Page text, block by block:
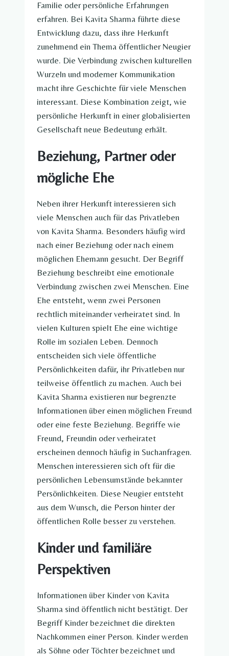
Familie oder persönliche Erfahrungen
erfahren. Bei Kavita Sharma führte diese
Entwicklung dazu, dass ihre Herkunft
zunehmend ein Thema öffentlicher Neugier
wurde. Die Verbindung zwischen kulturellen
Wurzeln und moderner Kommunikation
macht ihre Geschichte für viele Menschen
interessant. Diese Kombination zeigt, wie
persönliche Herkunft in einer globalisierten
Gesellschaft neue Bedeutung erhält.
Beziehung, Partner oder
mögliche Ehe
Neben ihrer Herkunft interessieren sich
viele Menschen auch für das Privatleben
von Kavita Sharma. Besonders häufig wird
nach einer Beziehung oder nach einem
möglichen Ehemann gesucht. Der Begriff
Beziehung beschreibt eine emotionale
Verbindung zwischen zwei Menschen. Eine
Ehe entsteht, wenn zwei Personen
rechtlich miteinander verheiratet sind. In
vielen Kulturen spielt Ehe eine wichtige
Rolle im sozialen Leben. Dennoch
entscheiden sich viele öffentliche
Persönlichkeiten dafür, ihr Privatleben nur
teilweise öffentlich zu machen. Auch bei
Kavita Sharma existieren nur begrenzte
Informationen über einen möglichen Freund
oder eine feste Beziehung. Begriffe wie
Freund, Freundin oder verheiratet
erscheinen dennoch häufig in Suchanfragen.
Menschen interessieren sich oft für die
persönlichen Lebensumstände bekannter
Persönlichkeiten. Diese Neugier entsteht
aus dem Wunsch, die Person hinter der
öffentlichen Rolle besser zu verstehen.
Kinder und familiäre
Perspektiven
Informationen über Kinder von Kavita
Sharma sind öffentlich nicht bestätigt. Der
Begriff Kinder bezeichnet die direkten
Nachkommen einer Person. Kinder werden
als Söhne oder Töchter bezeichnet und